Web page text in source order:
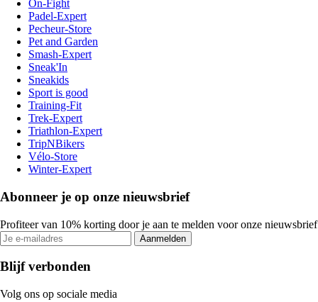
On-Fight
Padel-Expert
Pecheur-Store
Pet and Garden
Smash-Expert
Sneak'In
Sneakids
Sport is good
Training-Fit
Trek-Expert
Triathlon-Expert
TripNBikers
Vélo-Store
Winter-Expert
Abonneer je op onze nieuwsbrief
Profiteer van 10% korting door je aan te melden voor onze nieuwsbrief
Aanmelden
Blijf verbonden
Volg ons op sociale media